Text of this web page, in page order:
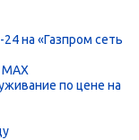
на «Газпром сеть
по цене на